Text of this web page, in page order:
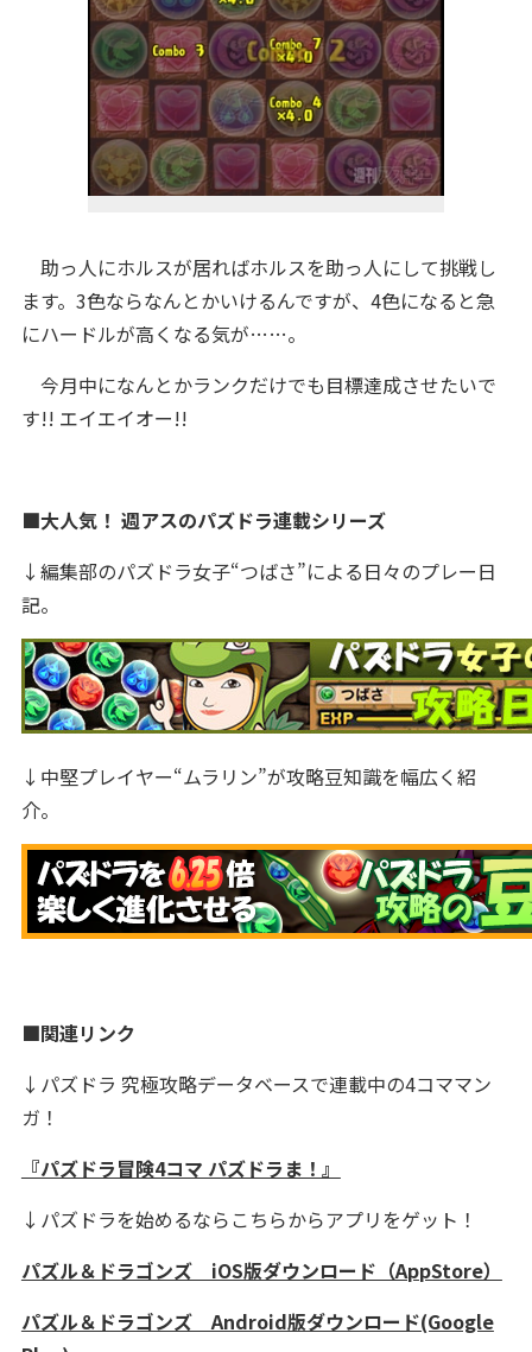
助っ人にホルスが居ればホルスを助っ人にして挑戦し
ます。3色ならなんとかいけるんですが、4色になると急
にハードルが高くなる気が……。
今月中になんとかランクだけでも目標達成させたいで
す!! エイエイオー!!
■大人気！ 週アスのパズドラ連載シリーズ
↓編集部のパズドラ女子“つばさ”による日々のプレー日
記。
↓中堅プレイヤー“ムラリン”が攻略豆知識を幅広く紹
介。
■関連リンク
↓パズドラ 究極攻略データベースで連載中の4コママン
ガ！
『パズドラ冒険4コマ パズドラま！』
↓パズドラを始めるならこちらからアプリをゲット！
パズル＆ドラゴンズ iOS版ダウンロード（AppStore）
パズル＆ドラゴンズ Android版ダウンロード(Google